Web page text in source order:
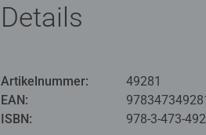
Details
Artikelnummer:
49281
EAN:
ISBN:
978-3-473-